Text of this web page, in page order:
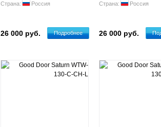
Страна:
Россия
26 000 руб. Подробнее
Страна:
Россия
26 000 руб.